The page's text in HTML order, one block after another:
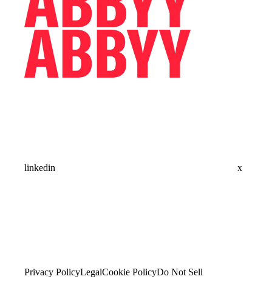
linkedin x
Privacy PolicyLegalCookie PolicyDo Not Sell